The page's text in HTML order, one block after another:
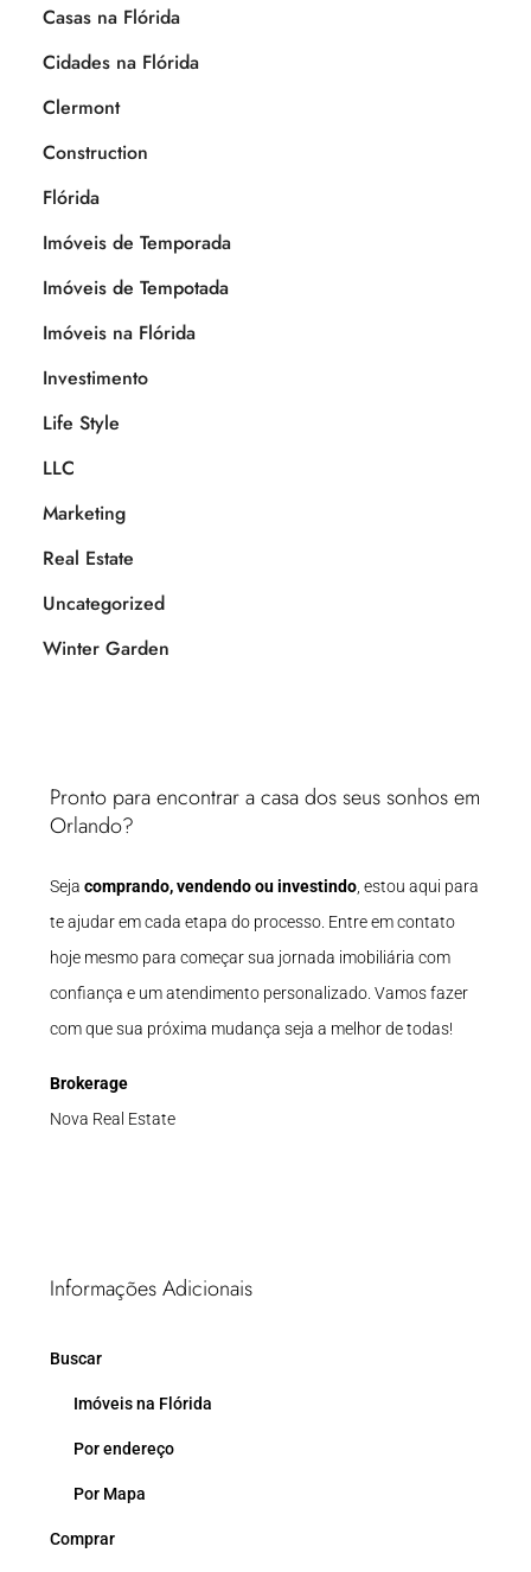
Casas na Flórida
Cidades na Flórida
Clermont
Construction
Flórida
Imóveis de Temporada
Imóveis de Tempotada
Imóveis na Flórida
Investimento
Life Style
LLC
Marketing
Real Estate
Uncategorized
Winter Garden
Pronto para encontrar a casa dos seus sonhos em
Orlando?
Seja comprando, vendendo ou investindo , estou aqui para
te ajudar em cada etapa do processo. Entre em contato
hoje mesmo para começar sua jornada imobiliária com
confiança e um atendimento personalizado. Vamos fazer
com que sua próxima mudança seja a melhor de todas!
Brokerage
Nova Real Estate
Informações Adicionais
Buscar
Imóveis na Flórida
Por endereço
Por Mapa
Comprar